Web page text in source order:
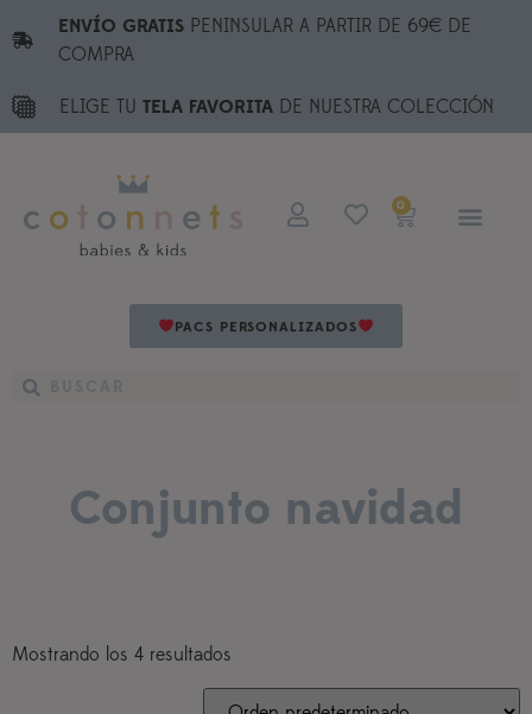
ENVÍO GRATISPENINSULAR A PARTIR DE 69€ DE
COMPRA
ELIGE TU TELA FAVORITA DE NUESTRA COLECCIÓN
0
PACS PERSONALIZADOS
Conjunto navidad
Mostrando los 4 resultados